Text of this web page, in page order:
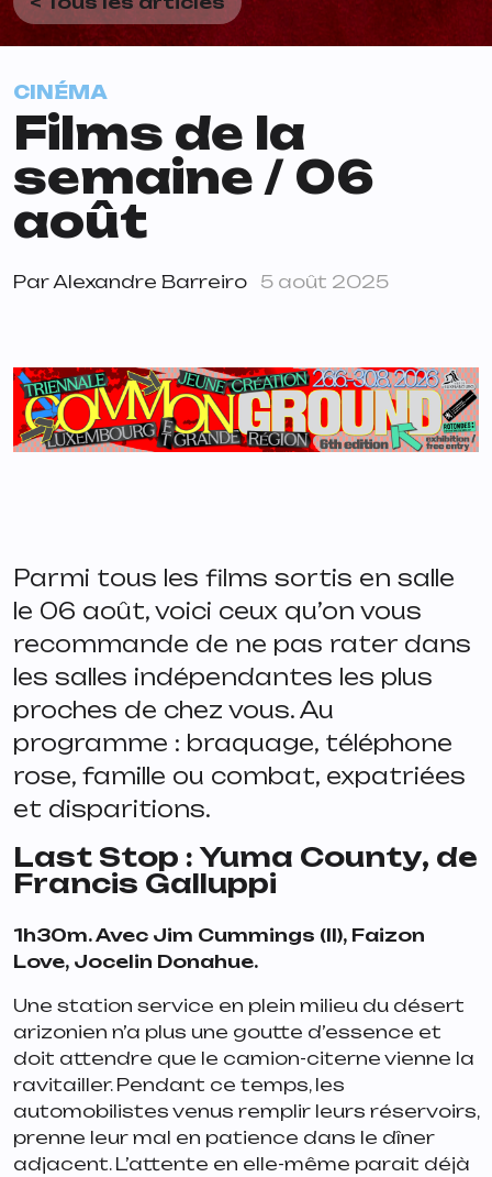
CINÉMA
Films de la
semaine / 06
août
ParAlexandre Barreiro 5 août 2025
Parmi tous les films sortis en salle
le 06 août, voici ceux qu’on vous
recommande de ne pas rater dans
les salles indépendantes les plus
proches de chez vous. Au
programme : braquage, téléphone
rose, famille ou combat, expatriées
et disparitions.
Last Stop : Yuma County, de
Francis Galluppi
1h30m. Avec Jim Cummings (II), Faizon
Love, Jocelin Donahue.
Une station service en plein milieu du désert
arizonien n’a plus une goutte d’essence et
doit attendre que le camion-citerne vienne la
ravitailler. Pendant ce temps, les
automobilistes venus remplir leurs réservoirs,
prenne leur mal en patience dans le dîner
adjacent. L’attente en elle-même parait déjà